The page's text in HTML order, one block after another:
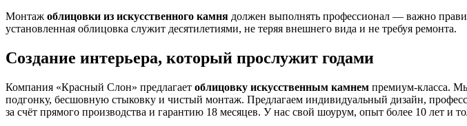
Монтаж облицовки из искусственного камня должен выполнять профессионал — важно
установленная облицовка служит десятилетиями, не теряя внешнего вида и не требуя ремонта.
Создание интерьера, который прослужит годами
Компания «Красный Слон» предлагает облицовку искусственным камнем премиум-класса.
подгонку, бесшовную стыковку и чистый монтаж. Предлагаем индивидуальный дизайн,
за счёт прямого производства и гарантию 18 месяцев. У нас свой шоурум, опыт более 10 лет